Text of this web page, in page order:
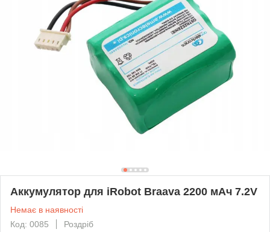
Аккумулятор для iRobot Braava 2200 мАч 7.2V
Немає в наявності
Код: 0085
Роздріб